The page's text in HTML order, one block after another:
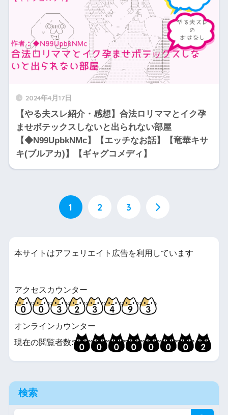
2024年4月17日
【やる夫スレ紹介・感想】合法ロリママとイク孕
ませボテックスしないと出られない部屋
【◆N99UpbkNMc】【エッチなお話】【竜華キサ
キ(ブルアカ)】【ギャグコメディ】
1 2 3
本サイトはアフェリエイト広告を利用しています
アクセスカウンター
オンラインカウンター
現在の閲覧者数:
検索